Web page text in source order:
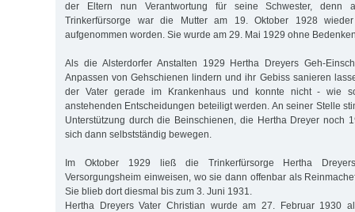
der Eltern nun Verantwortung für seine Schwester, denn
Trinkerfürsorge war die Mutter am 19. Oktober 1928 wieder
aufgenommen worden. Sie wurde am 29. Mai 1929 ohne
Als die Alsterdorfer Anstalten 1929 Hertha Dreyers Geh-
Anpassen von Gehschienen lindern und ihr Gebiss sanieren
der Vater gerade im Krankenhaus und konnte nicht - wie
anstehenden Entscheidungen beteiligt werden. An seiner Stelle
Unterstützung durch die Beinschienen, die Hertha Dreyer noch
sich dann selbstständig bewegen.
Im Oktober 1929 ließ die Trinkerfürsorge Hertha
Versorgungsheim einweisen, wo sie dann offenbar als
Sie blieb dort diesmal bis zum 3. Juni 1931.
Hertha Dreyers Vater Christian wurde am 27. Februar 1930